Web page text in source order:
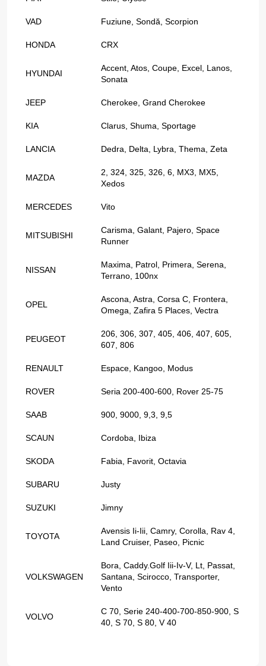
VAD Fuziune, Sondă, Scorpion
HONDA CRX
HYUNDAI
Accent, Atos, Coupe, Excel, Lanos,
Sonata
JEEP Cherokee, Grand Cherokee
KIA Clarus, Shuma, Sportage
LANCIA Dedra, Delta, Lybra, Thema, Zeta
MAZDA
2, 324, 325, 326, 6, MX3, MX5,
Xedos
MERCEDES Vito
MITSUBISHI
Carisma, Galant, Pajero, Space
Runner
NISSAN
Maxima, Patrol, Primera, Serena,
Terrano, 100nx
OPEL
Ascona, Astra, Corsa C, Frontera,
Omega, Zafira 5 Places, Vectra
PEUGEOT
206, 306, 307, 405, 406, 407, 605,
607, 806
RENAULT Espace, Kangoo, Modus
ROVER Seria 200-400-600, Rover 25-75
SAAB 900, 9000, 9,3, 9,5
SCAUN Cordoba, Ibiza
SKODA Fabia, Favorit, Octavia
SUBARU Justy
SUZUKI Jimny
TOYOTA
Avensis Ii-Iii, Camry, Corolla, Rav 4,
Land Cruiser, Paseo, Picnic
VOLKSWAGEN
Bora, Caddy.Golf Iii-Iv-V, Lt, Passat,
Santana, Scirocco, Transporter,
Vento
VOLVO
C 70, Serie 240-400-700-850-900, S
40, S 70, S 80, V 40